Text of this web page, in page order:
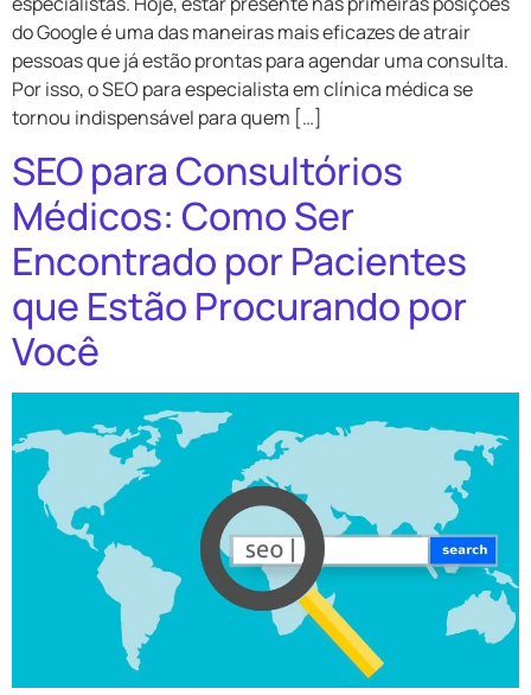
do Google é uma das maneiras mais eficazes de atrair
pessoas que já estão prontas para agendar uma consulta.
Por isso, o SEO para especialista em clínica médica se
tornou indispensável para quem […]
SEO para Consultórios
Médicos: Como Ser
Encontrado por Pacientes
que Estão Procurando por
Você